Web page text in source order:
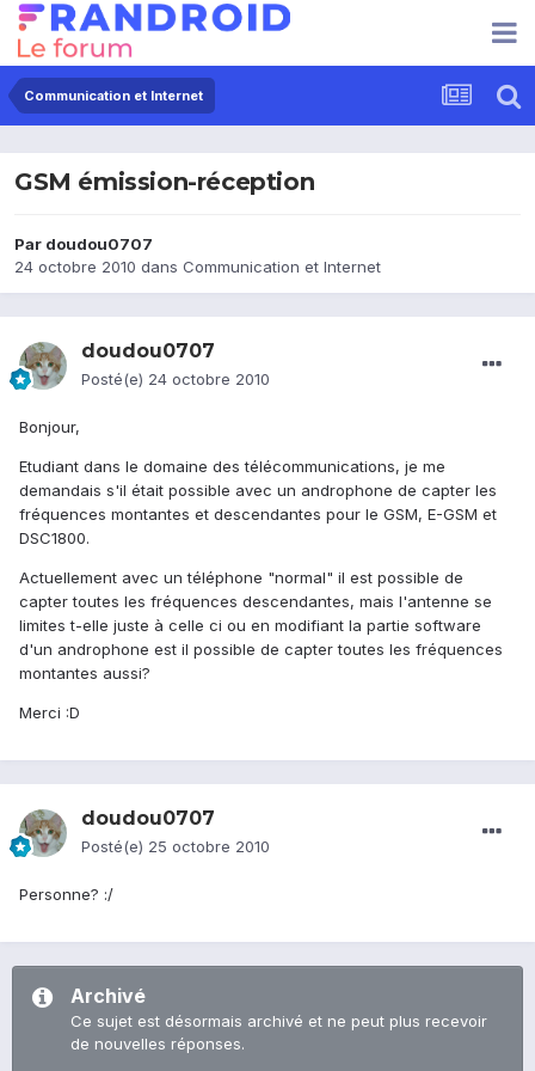
Communication et Internet
GSM émission-réception
Par doudou0707
24 octobre 2010 dans Communication et Internet
doudou0707
Posté(e) 24 octobre 2010
Bonjour,
Etudiant dans le domaine des télécommunications, je me
demandais s'il était possible avec un androphone de capter les
fréquences montantes et descendantes pour le GSM, E-GSM et
DSC1800.
Actuellement avec un téléphone "normal" il est possible de
capter toutes les fréquences descendantes, mais l'antenne se
limites t-elle juste à celle ci ou en modifiant la partie software
d'un androphone est il possible de capter toutes les fréquences
montantes aussi?
Merci :D
doudou0707
Posté(e) 25 octobre 2010
Personne? :/
Archivé
Ce sujet est désormais archivé et ne peut plus recevoir
de nouvelles réponses.